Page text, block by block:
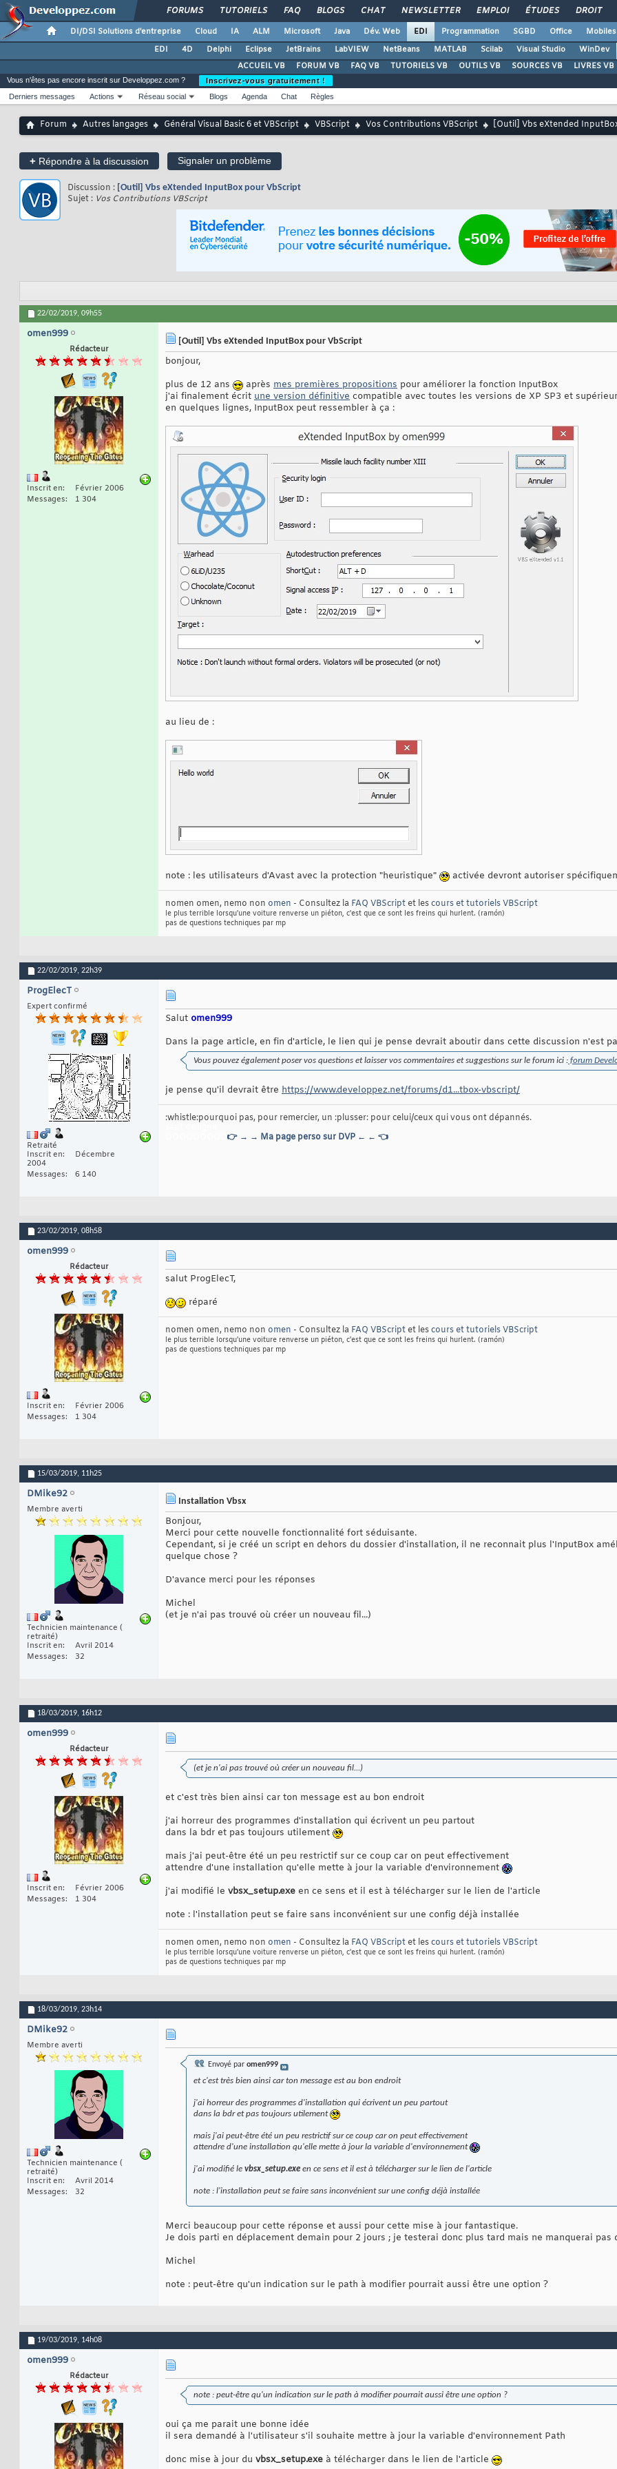
FORUMS TUTORIELS FAQ BLOGS CHAT NEWSLETTER EMPLOI ÉTUDES DROIT
DI/DSI Solutions d'entreprise Cloud IA ALM Microsoft Java Dév. Web EDI Programmation SGBD Office
Mobiles
EDI
4D Delphi Eclipse JetBrains LabVIEW NetBeans MATLAB Scilab Visual Studio
WinDev
ACCUEIL VB
FORUM VB FAQ VB TUTORIELS VB OUTILS VB SOURCES VB LIVRES VB
Vous n'êtes pas encore inscrit sur Developpez.com ?
Inscrivez-vous gratuitement !
Derniers messages
Actions Réseau social Blogs Agenda Chat Règles
Forum Autres langages Général Visual Basic 6 et VBScript VBScript Vos Contributions VBScript [Outil] Vbs eXtended
+ Répondre à la discussion Signaler un problème
Discussion : [Outil] Vbs eXtended InputBox pour VbScript
Sujet : Vos Contributions VBScript
22/02/2019, 09h55
omen999
Rédacteur
Inscrit en
Février 2006
Messages
1 304
[Outil] Vbs eXtended InputBox pour VbScript
bonjour,
plus de 12 ans
après mes premières propositions pour améliorer la fonction InputBox
j'ai finalement écrit une version définitive compatible avec toutes les versions de XP SP3 et
en quelques lignes, InputBox peut ressembler à ça :
au lieu de :
note : les utilisateurs d'Avast avec la protection "heuristique" activée devront autoriser
nomen omen, nemo non omen - Consultez la FAQ VBScriptet lescours et tutoriels VBScript
le plus terrible lorsqu'une voiture renverse un piéton, c'est que ce sont les freins qui hurlent. (ramón)
pas de questions techniques par mp
22/02/2019, 22h39
ProgElecT
Expert confirmé
Retraité
Inscrit en
Décembre
2004
Messages
6 140
Salut omen999
Dans la page article, en fin d'article, le lien qui je pense devrait aboutir dans cette discussion n'est
Vous pouvez également poser vos questions et laisser vos commentaires et suggestions sur le forum ici : forum
je pense qu'il devrait être https://www.developpez.net/forums/d1...tbox-vbscript/
:whistle:pourquoi pas, pour remercier, un :plusser: pour celui/ceux qui vous ont dépannés.
👉 → → Ma page perso sur DVP ← ← 👈
23/02/2019, 08h58
omen999
Rédacteur
Inscrit en
Février 2006
Messages
1 304
salut ProgElecT,
réparé
nomen omen, nemo non omen - Consultez la FAQ VBScriptet lescours et tutoriels VBScript
le plus terrible lorsqu'une voiture renverse un piéton, c'est que ce sont les freins qui hurlent. (ramón)
pas de questions techniques par mp
15/03/2019, 11h25
DMike92
Membre averti
Technicien maintenance (
retraité)
Inscrit en
Avril 2014
Messages
32
Installation Vbsx
Bonjour,
Merci pour cette nouvelle fonctionnalité fort séduisante.
Cependant, si je créé un script en dehors du dossier d'installation, il ne reconnait plus l'InputBox
quelque chose ?
D'avance merci pour les réponses
Michel
(et je n'ai pas trouvé où créer un nouveau fil...)
18/03/2019, 16h12
omen999
Rédacteur
Inscrit en
Février 2006
Messages
1 304
(et je n'ai pas trouvé où créer un nouveau fil...)
et c'est très bien ainsi car ton message est au bon endroit
j'ai horreur des programmes d'installation qui écrivent un peu partout
dans la bdr et pas toujours utilement
mais j'ai peut-être été un peu restrictif sur ce coup car on peut effectivement
attendre d'une installation qu'elle mette à jour la variable d'environnement
j'ai modifié le vbsx_setup.exe en ce sens et il est à télécharger sur le lien de l'article
note : l'installation peut se faire sans inconvénient sur une config déjà installée
nomen omen, nemo non omen - Consultez la FAQ VBScriptet lescours et tutoriels VBScript
le plus terrible lorsqu'une voiture renverse un piéton, c'est que ce sont les freins qui hurlent. (ramón)
pas de questions techniques par mp
18/03/2019, 23h14
DMike92
Membre averti
Technicien maintenance (
retraité)
Inscrit en
Avril 2014
Messages
32
Envoyé par omen999
et c'est très bien ainsi car ton message est au bon endroit
j'ai horreur des programmes d'installation qui écrivent un peu partout
dans la bdr et pas toujours utilement
mais j'ai peut-être été un peu restrictif sur ce coup car on peut effectivement
attendre d'une installation qu'elle mette à jour la variable d'environnement
j'ai modifié le vbsx_setup.exe en ce sens et il est à télécharger sur le lien de l'article
note : l'installation peut se faire sans inconvénient sur une config déjà installée
Merci beaucoup pour cette réponse et aussi pour cette mise à jour fantastique.
Je dois parti en déplacement demain pour 2 jours ; je testerai donc plus tard mais ne manquerai pas
Michel
note : peut-être qu'un indication sur le path à modifier pourrait aussi être une option ?
19/03/2019, 14h08
omen999
Rédacteur
note : peut-être qu'un indication sur le path à modifier pourrait aussi être une option ?
oui ça me parait une bonne idée
il sera demandé à l'utilisateur s'il souhaite mettre à jour la variable d'environnement Path
donc mise à jour du vbsx_setup.exe à télécharger dans le lien de l'article